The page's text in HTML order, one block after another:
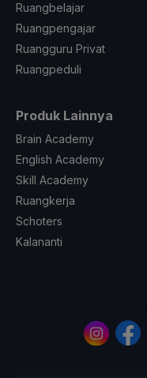
Ruangbelajar
Ruangpengajar
Ruangguru Privat
Ruangpeduli
Produk Lainnya
Brain Academy
English Academy
Skill Academy
Ruangkerja
Schoters
Kalananti